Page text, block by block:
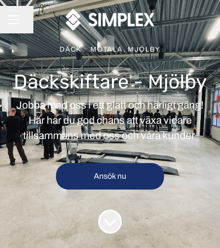
KARRIÄRMENY
Dela sidan
DÄCK · MOTALA, MJÖLBY
Däckskiftare - Mjölby
Jobba med oss i ett glatt och härligt gäng!
Här har du god chans att växa vidare
tillsammans med oss och våra kunder.
Ansök nu